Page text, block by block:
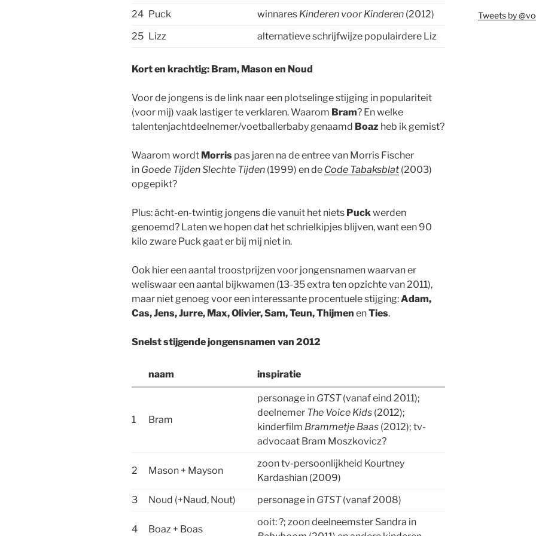
24 Puck winnares Kinderen voor Kinderen (2012)
25 Lizz alternatieve schrijfwijze populairdere Liz
Kort en krachtig: Bram, Mason en Noud
Voor de jongens is de link naar een plotselinge stijging in populariteit
(voor mij) vaak lastiger te verklaren. Waarom Bram? En welke
talentenjachtdeelnemer/voetballerbaby genaamd Boaz heb ik gemist?
Waarom wordt Morris pas jaren na de entree van Morris Fischer
in Goede Tijden Slechte Tijden (1999) en de Code Tabaksblat(2003)
opgepikt?
Plus: ácht-en-twintig jongens die vanuit het niets Puckwerden
genoemd? Laten we hopen dat het schrielkipjes blijven, want een 90
kilo zware Puck gaat er bij mij niet in.
Ook hier een aantal troostprijzen voor jongensnamen waarvan er
weliswaar een aantal bijkwamen (13-35 extra ten opzichte van 2011),
maar niet genoeg voor een interessante procentuele stijging:Adam,
Cas, Jens, Jurre, Max, Olivier, Sam, Teun, Thijmen enTies.
Snelst stijgende jongensnamen van 2012
naam inspiratie
1 Bram
personage in GTST(vanaf eind 2011);
deelnemer The Voice Kids (2012);
kinderfilm Brammetje Baas (2012); tv-
advocaat Bram Moszkovicz?
2 Mason + Mayson
zoon tv-persoonlijkheid Kourtney
Kardashian (2009)
3
Noud (+Naud, Nout) personage in GTST(vanaf 2008)
4 Boaz + Boas
ooit: ?; zoon deelneemster Sandra in
Tweets by